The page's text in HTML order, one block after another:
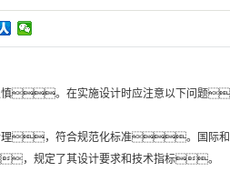
慎。在实施设计时应注意以下问题
理，符合规范化标准。国际和
，规定了其设计要求和技术指标。